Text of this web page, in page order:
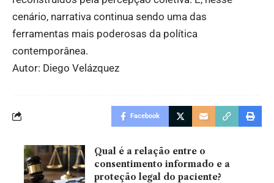
cenário, narrativa continua sendo uma das
ferramentas mais poderosas da política
contemporânea.
Autor: Diego Velázquez
Facebook
Qual é a relação entre o
consentimento informado e a
proteção legal do paciente?